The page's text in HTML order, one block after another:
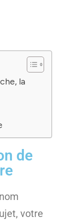
la
de
votre